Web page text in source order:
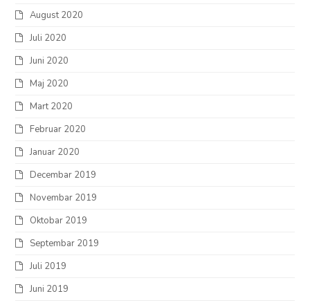
August 2020
Juli 2020
Juni 2020
Maj 2020
Mart 2020
Februar 2020
Januar 2020
Decembar 2019
Novembar 2019
Oktobar 2019
Septembar 2019
Juli 2019
Juni 2019